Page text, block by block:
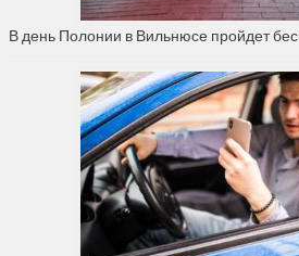
В день Полонии в Вильнюсе пройдет